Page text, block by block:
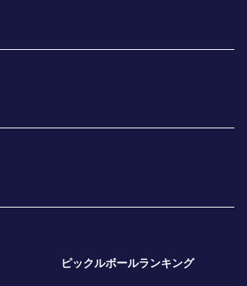
ピックルボールランキング